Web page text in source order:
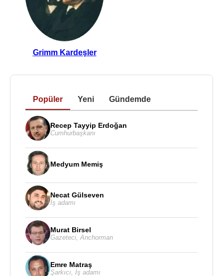
Grimm Kardeşler
Popüler Yeni Gündemde
Recep Tayyip Erdoğan
Cumhurbaşkanı
Medyum Memiş
Necat Gülseven
İş adamı
Murat Birsel
Gazeteci,Anchorman
Emre Matraş
Şarkıcı, İş adamı